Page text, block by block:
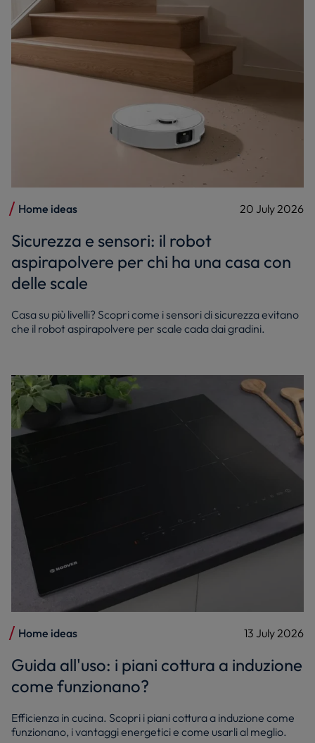
Home ideas 20 July 2026
Sicurezza e sensori: il robot
aspirapolvere per chi ha una casa con
delle scale
Casa su più livelli? Scopri come i sensori di sicurezza evitano
che il robot aspirapolvere per scale cada dai gradini.
Home ideas 13 July 2026
Guida all'uso: i piani cottura a induzione
come funzionano?
Efficienza in cucina. Scopri i piani cottura a induzione come
funzionano, i vantaggi energetici e come usarli al meglio.